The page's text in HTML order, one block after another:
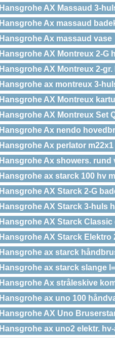
Hansgrohe AX Massaud 3-
Hansgrohe Ax massaud
Hansgrohe Ax massaud vase
Hansgrohe AX Montreux 2-G
Hansgrohe AX Montreux 2-
Hansgrohe ax montreux 3-
Hansgrohe AX Montreux
Hansgrohe AX Montreux Set
Hansgrohe Ax nendo
Hansgrohe Ax perlator
Hansgrohe Ax showers. rund
Hansgrohe ax starck 100 hv
Hansgrohe AX Starck 2-G
Hansgrohe AX Starck 3-huls
Hansgrohe AX Starck
Hansgrohe AX Starck Elektro
Hansgrohe ax starck
Hansgrohe ax starck slange
Hansgrohe Ax stråleskive
Hansgrohe ax uno 100
Hansgrohe AX Uno
Hansgrohe ax uno2 elektr.